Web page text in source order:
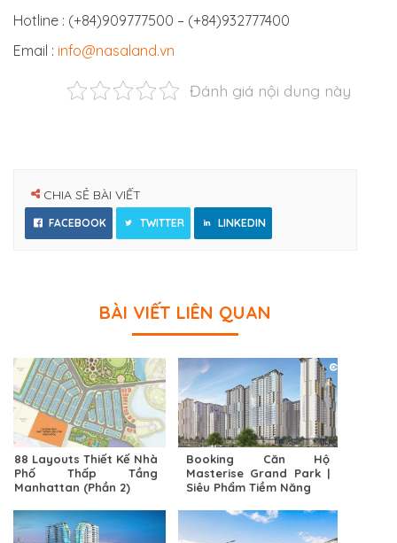
Hotline : (+84)909777500 – (+84)932777400
Email : info@nasaland.vn
Đánh giá nội dung này
CHIA SẺ BÀI VIẾT
FACEBOOK TWITTER LINKEDIN
BÀI VIẾT LIÊN QUAN
88 Layouts Thiết Kế Nhà
Phố Thấp Tầng
Manhattan (Phần 2)
Booking Căn Hộ
Masterise Grand Park |
Siêu Phẩm Tiềm Năng